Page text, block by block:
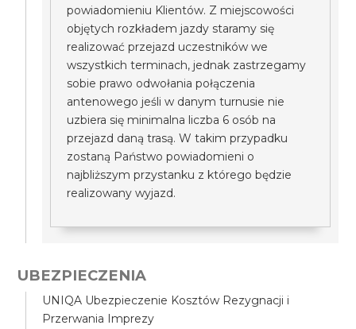
powiadomieniu Klientów. Z miejscowości
objętych rozkładem jazdy staramy się
realizować przejazd uczestników we
wszystkich terminach, jednak zastrzegamy
sobie prawo odwołania połączenia
antenowego jeśli w danym turnusie nie
uzbiera się minimalna liczba 6 osób na
przejazd daną trasą. W takim przypadku
zostaną Państwo powiadomieni o
najbliższym przystanku z którego będzie
realizowany wyjazd.
UBEZPIECZENIA
UNIQA Ubezpieczenie Kosztów Rezygnacji i
Przerwania Imprezy